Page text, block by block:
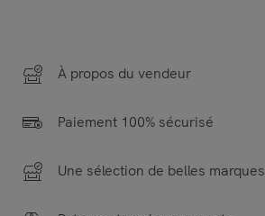
À propos du vendeur
Paiement 100% sécurisé
Une sélection de belles marques